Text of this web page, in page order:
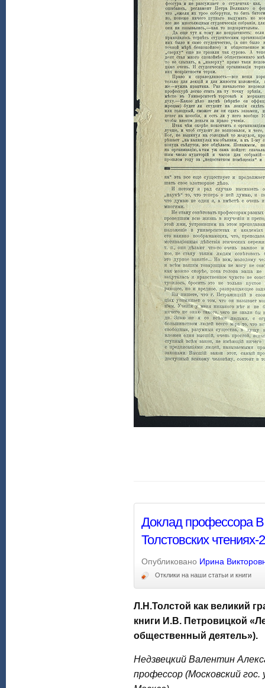
Доклад профессора
Толстовских
Опубликовано Ирина
Отклики на наши статьи и книги
Л.Н.Толстой как великий
книги И.В. Петровицкой
общественный деятель»).
Недзвецкий Валентин
профессор (Московский